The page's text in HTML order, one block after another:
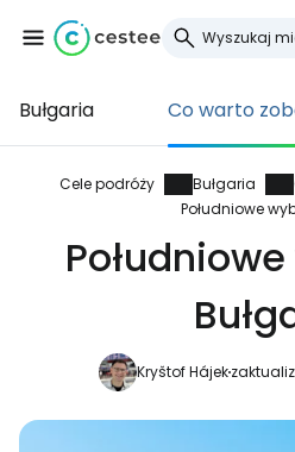
Bułgaria Co warto
Cele podróży Bułgaria
Kryštof Hájek
Zaloguj się
Cestee
... światowej
Kontynuuj
Kontynuuj z